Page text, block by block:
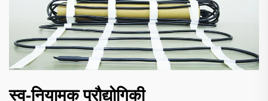
स्व-नियामक प्रौद्योगिकी